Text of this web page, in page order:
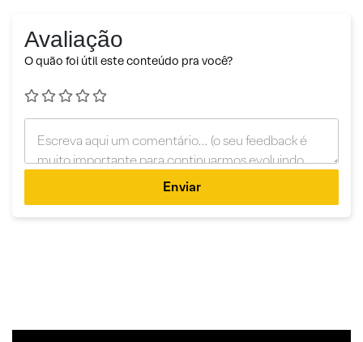
Avaliação
O quão foi útil este conteúdo pra você?
Enviar